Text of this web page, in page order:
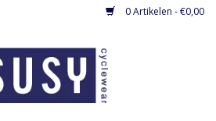
0 Artikelen - €0,00